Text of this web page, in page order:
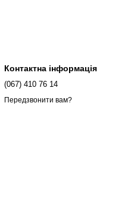
Контактна інформація
(067) 410 76 14
Передзвонити вам?